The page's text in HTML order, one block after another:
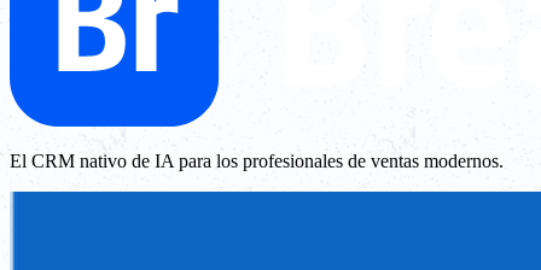
El CRM nativo de IA para los profesionales de ventas modernos.